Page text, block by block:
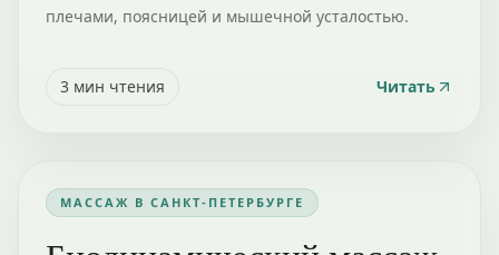
плечами, поясницей и мышечной усталостью.
3 мин чтения Читать
МАССАЖ В САНКТ-ПЕТЕРБУРГЕ